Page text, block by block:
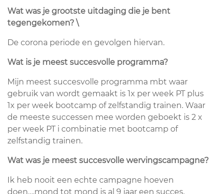
Wat was je grootste uitdaging die je bent
tegengekomen? \
De corona periode en gevolgen hiervan.
Wat is je meest succesvolle programma?
Mijn meest succesvolle programma mbt waar
gebruik van wordt gemaakt is 1x per week PT plus
1x per week bootcamp of zelfstandig trainen. Waar
de meeste successen mee worden geboekt is 2 x
per week PT i combinatie met bootcamp of
zelfstandig trainen.
Wat was je meest succesvolle wervingscampagne?
Ik heb nooit een echte campagne hoeven
doen….mond tot mond is al 9 jaar een succes.